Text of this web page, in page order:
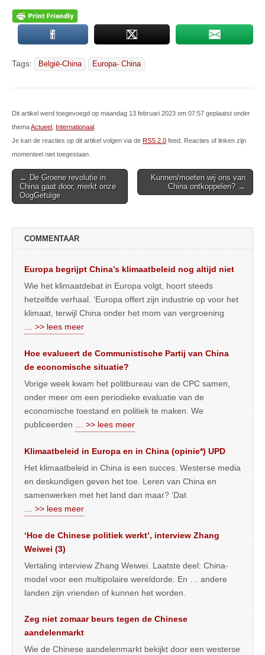
Tags: België-China Europa- China
Dit artikel werd toegevoegd op maandag 13 februari 2023 om 07:57 geplaatst onder
themaActueel Internationaal
Je kan de reacties op dit artikel volgen via de RSS 2.0 feed. Reacties of linken zijn
momenteel niet toegestaan.
Post
navigation
← De Groene revolutie in
China gaat door, merkt onze
OogGetuige
Kunnen/moeten wij ons van
China ontkoppelen? →
COMMENTAAR
Europa begrijpt China’s klimaatbeleid nog altijd niet
Wie het klimaatdebat in Europa volgt, hoort steeds
hetzelfde verhaal. ‘Europa offert zijn industrie op voor het
klimaat, terwijl China onder het mom van vergroening
… >> lees meer
Hoe evalueert de Communistische Partij van China
de economische situatie?
Vorige week kwam het politbureau van de CPC samen,
onder meer om een periodieke evaluatie van de
economische toestand en politiek te maken. We
publiceerden
… >> lees meer
Klimaatbeleid in Europa en in China (opinie*) UPD
Het klimaatbeleid in China is een succes. Westerse media
en deskundigen geven het toe. Leren van China en
samenwerken met het land dan maar? ‘Dat
… >> lees meer
‘Hoe de Chinese politiek werkt’, interview Zhang
Weiwei (3)
Vertaling interview Zhang Weiwei. Laatste deel: China-
model voor een multipolaire wereldorde. En … andere
landen zijn vrienden of kunnen het worden.
Zeg niet zomaar beurs tegen de Chinese
aandelenmarkt
Wie de Chinese aandelenmarkt bekijkt door een westerse